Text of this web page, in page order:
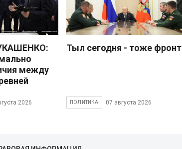
между
2026
Тыл сегодня - тоже фронт
ПОЛИТИКА 07 августа 2026